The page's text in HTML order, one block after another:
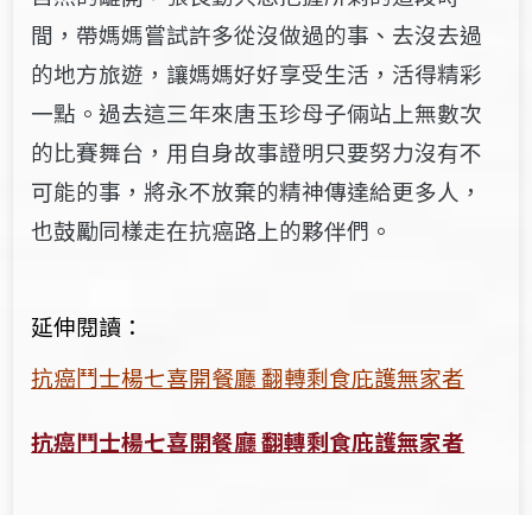
間，帶媽媽嘗試許多從沒做過的事、去沒去過
的地方旅遊，讓媽媽好好享受生活，活得精彩
一點。過去這三年來唐玉珍母子倆站上無數次
的比賽舞台，用自身故事證明只要努力沒有不
可能的事，將永不放棄的精神傳達給更多人，
也鼓勵同樣走在抗癌路上的夥伴們。
延伸閱讀：
抗癌鬥士楊七喜開餐廳 翻轉剩食庇護無家者
抗癌鬥士楊七喜開餐廳 翻轉剩食庇護無家者